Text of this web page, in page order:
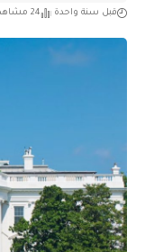
قبل سنة واحدة 24 مشاهدات